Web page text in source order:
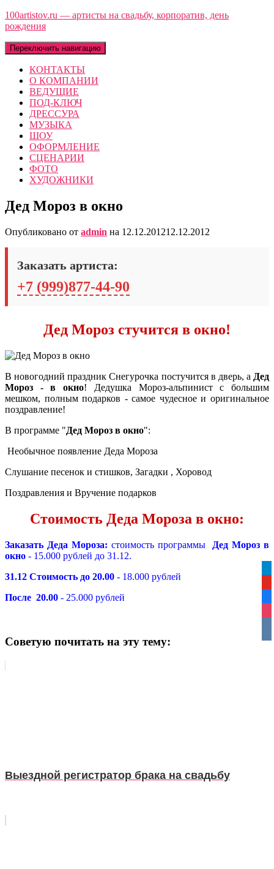
100artistov.ru — артисты на свадьбу, корпоратив, день
рождения
Переключить навигацию
КОНТАКТЫ
О КОМПАНИИ
ВЕДУЩИЕ
ПОД-КЛЮЧ
ДРЕССУРА
МУЗЫКА
ШОУ
ОФОРМЛЕНИЕ
СЦЕНАРИИ
ФОТО
ХУДОЖНИКИ
Дед Мороз в окно
Опубликовано от admin на 12.12.201212.12.2012
Заказать артиста:
+7 (999)877-44-90
Дед Мороз стучится в окно!
В новогодний праздник Снегурочка постучится в дверь, а Дед
Мороз - в окно! Дедушка Мороз-альпинист с большим
мешком, полным подарков - самое чудесное и оригинальное
поздравление!
В программе "Дед Мороз в окно":
Необычное появление Деда Мороза
Слушание песенок и стишков, Загадки , Хоровод
Поздравления и Вручение подарков
Стоимость Деда Мороза в окно:
Заказать Деда Мороза: стоимость программы
Дед Мороз в
окно - 15.000 рублей до 31.12.
31.12 Стоимость до 20.00 - 18.000 рублей
После 20.00 - 25.000 рублей
Советую почитать на эту тему:
Выездной регистратор брака на свадьбу